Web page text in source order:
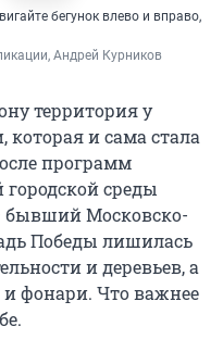
бегунок влево и вправо,
Андрей Курников
территория у
которая и сама стала
программ
среды
бывший Московско-
Победы лишилась
и деревьев, а
фонари. Что важнее